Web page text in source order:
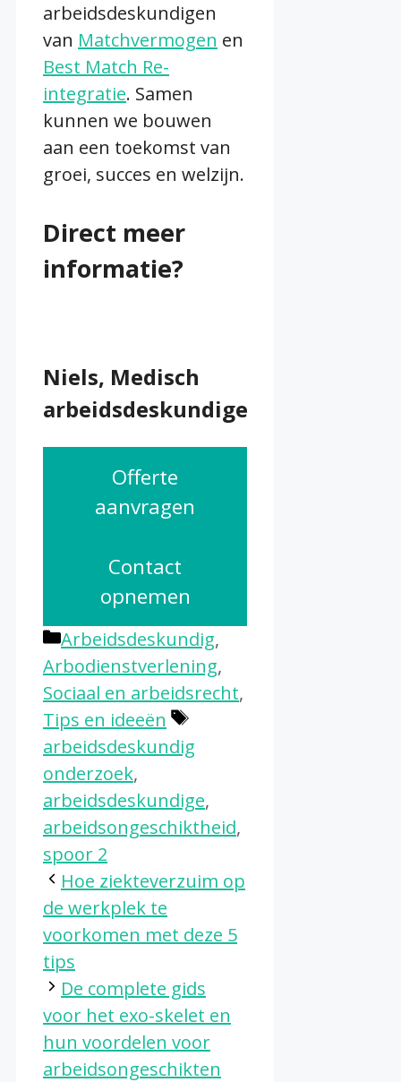
arbeidsdeskundigen
van Matchvermogen en
Best Match Re-
integratie. Samen
kunnen we bouwen
aan een toekomst van
groei, succes en welzijn.
Direct meer
informatie?
Niels, Medisch
arbeidsdeskundige
Offerte
aanvragen
Contact
opnemen
Categorieën
Arbeidsdeskundig,
Arbodienstverlening,
Sociaal en arbeidsrecht,
Tips en ideeën
Tags
arbeidsdeskundig
onderzoek,
arbeidsdeskundige,
arbeidsongeschiktheid,
spoor 2
Hoe ziekteverzuim op
de werkplek te
voorkomen met deze 5
tips
De complete gids
voor het exo-skelet en
hun voordelen voor
arbeidsongeschikten